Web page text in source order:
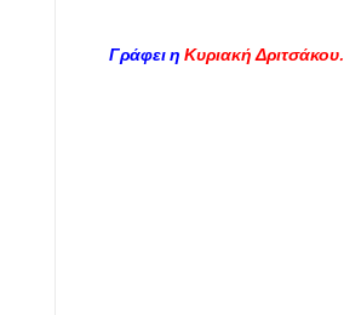
Γράφει η Κυριακή Δριτσάκου.